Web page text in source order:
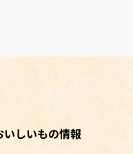
いしいもの情報